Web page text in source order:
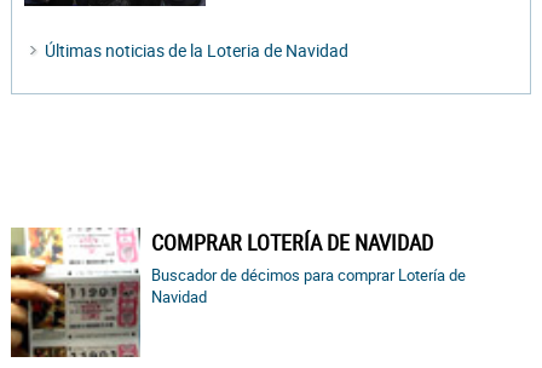
Últimas noticias de la Loteria de Navidad
COMPRAR LOTERÍA DE NAVIDAD
Buscador de décimos para comprar Lotería de
Navidad